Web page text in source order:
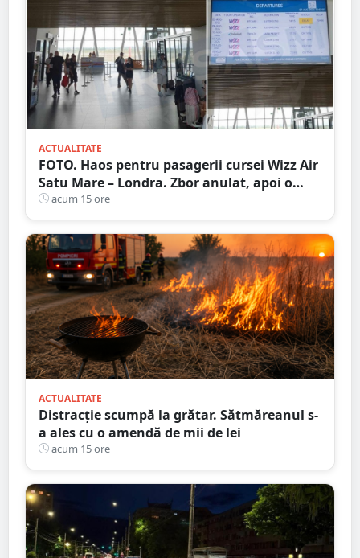
ACTUALITATE
FOTO. Haos pentru pasagerii cursei Wizz Air
Satu Mare – Londra. Zbor anulat, apoi o
nouă întârziere. Fără explicații clare
acum 15 ore
ACTUALITATE
Distracție scumpă la grătar. Sătmăreanul s-
a ales cu o amendă de mii de lei
acum 15 ore